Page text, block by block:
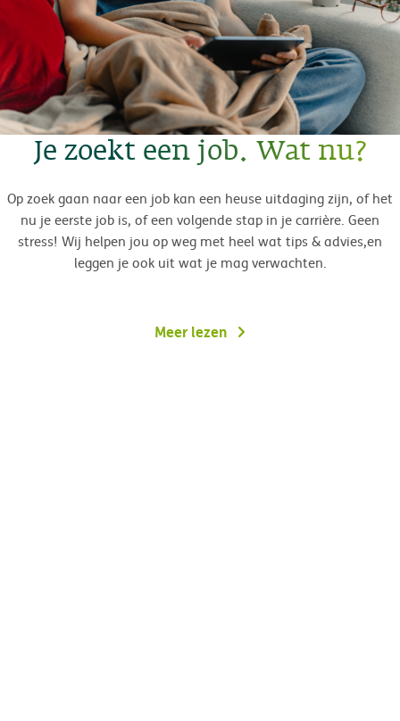
Je zoekt een job. Wat nu?
Op zoek gaan naar een job kan een heuse uitdaging zijn, of het
nu je eerste job is, of een volgende stap in je carrière. Geen
stress! Wij helpen jou op weg met heel wat tips & advies,en
leggen je ook uit wat je mag verwachten.
Meer lezen